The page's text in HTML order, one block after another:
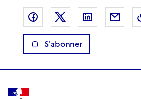
Partager sur Facebook
Partager sur X
Partager
S'abonner